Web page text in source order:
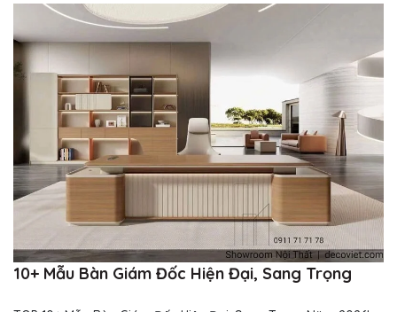
10+ Mẫu Bàn Giám Đốc Hiện Đại, Sang Trọng